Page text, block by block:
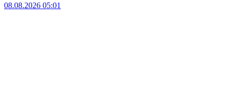
08.08.2026 05:01